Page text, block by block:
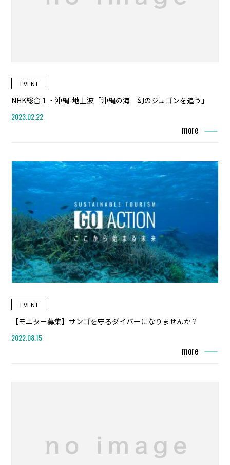
EVENT
NHK総合１・沖縄-地上波「沖縄の海 幻のジュゴンを追う」
2023.02.22
more
EVENT
【モニター募集】サンゴを守るダイバーになりませんか？
2022.08.15
more